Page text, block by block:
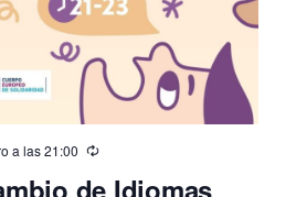
a las 21:00